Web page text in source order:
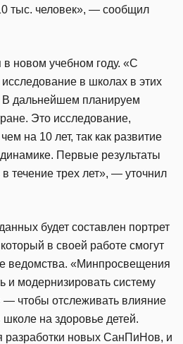
тыс. человек», — сообщил
в новом учебном году. «С
в школах в этих
В дальнейшем планируем
Это исследование,
на 10 лет, так как развитие
Первые результаты
течение трех лет», — уточнил
будет составлен портрет
в своей работе смогут
ведомства. «Минпросвещения
и модернизировать систему
чтобы отслеживать влияние
на здоровье детей.
разработки новых СанПиНов, и